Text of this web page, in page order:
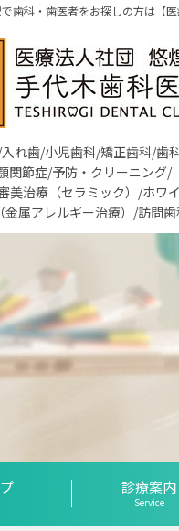
れ歯/小児歯科/矯正歯科/歯
関節症/予防・クリーニング/
美治療（セラミック）/ホワ
金属アレルギー治療）/訪問
診療案内
Service
歯科・歯医者をお探しの方は【